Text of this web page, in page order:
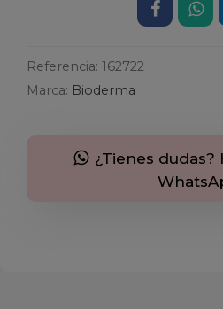
Referencia: 162722
Marca: Bioderma
¿Tienes dudas?